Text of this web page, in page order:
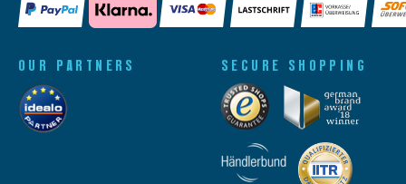
OUR PARTNERS SECURE SHOPPING